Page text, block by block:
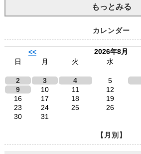
もっとみる
カレンダー
<<
2026年8月
日
月 火 水
2
3 4 5
9
10 11 12
16
17 18 19
23
24 25 26
30
31
【月別】